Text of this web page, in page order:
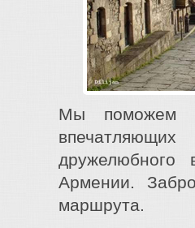
Мы поможем
дружелюбного
Армении.
маршрута.